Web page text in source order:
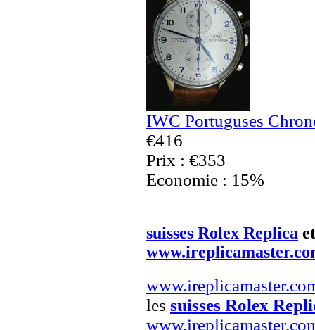
IWC Portuguses
€416
Prix : €353
Economie : 15%
suisses Rolex Replica
les suisses Rolex